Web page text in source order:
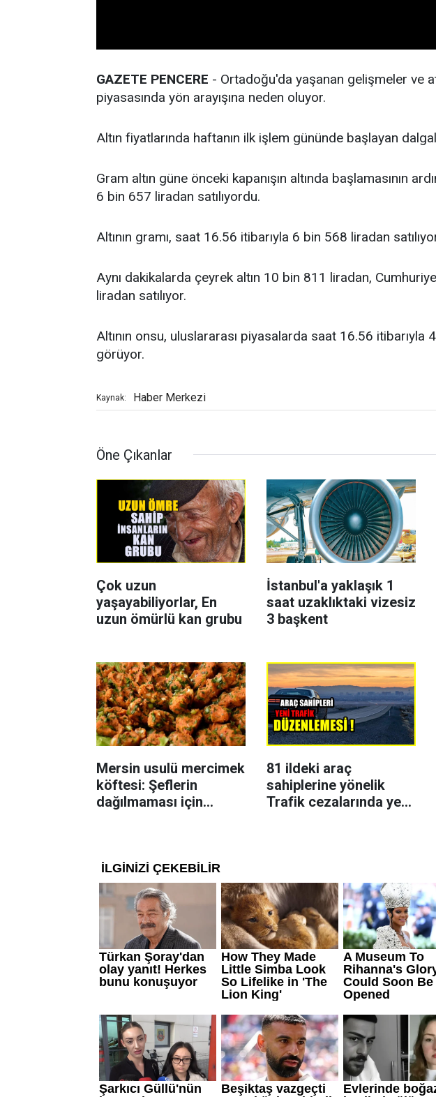
GAZETE PENCERE - Ortadoğu'da yaşanan gelişmeler ve
piyasasında yön arayışına neden oluyor.
Altın fiyatlarında haftanın ilk işlem gününde başlayan
Gram altın güne önceki kapanışın altında başlamasının
6 bin 657 liradan satılıyordu.
Altının gramı, saat 16.56 itibarıyla 6 bin 568 liradan
Aynı dakikalarda çeyrek altın 10 bin 811 liradan,
liradan satılıyor.
Altının onsu, uluslararası piyasalarda saat 16.56
görüyor.
Kaynak: Haber Merkezi
Öne Çıkanlar
Çok uzun
yaşayabiliyorlar, En
uzun ömürlü kan grubu
İstanbul'a yaklaşık 1
saat uzaklıktaki vizesiz
3 başkent
Mersin usulü mercimek
köftesi: Şeflerin
dağılmaması için
81 ildeki araç
sahiplerine yönelik
Trafik cezalarında yeni